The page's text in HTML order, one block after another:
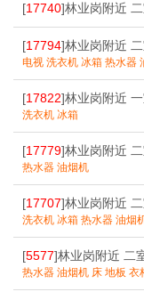
[17740]林业岗附近
[17794]林业岗附近
电视 洗衣机 冰箱 热水器
[17822]林业岗附近
洗衣机 冰箱
[17779]林业岗附近
热水器 油烟机
[17707]林业岗附近
洗衣机 冰箱 热水器 油烟
[5577]林业岗附近 二
热水器 油烟机 床 地板 衣